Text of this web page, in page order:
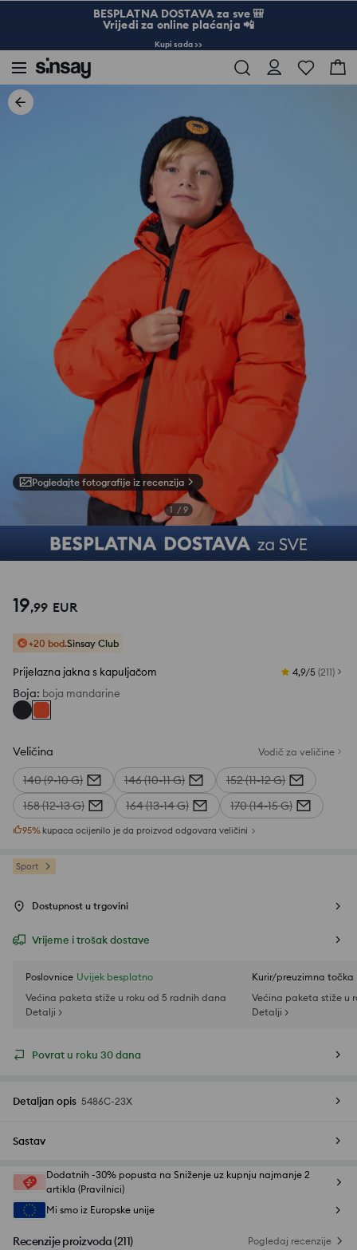
BESPLATNA DOSTAVA za sve 🎒
Vrijedi za online plaćanja 📲
Kupi sada >>
Pogledajte fotografije iz recenzija
1 / 9
19,99 EUR
+20 bod.Sinsay Club
Prijelazna jakna s kapuljačom 4,9/5 (211)
Boja: boja mandarine
Veličina Vodič za veličine
140 (9-10 G) 146 (10-11 G)
152 (11-12 G)
158 (12-13 G)
164 (13-14 G) 170 (14-15 G)
95% kupaca ocijenilo je da proizvod odgovara veličini
Sport
Dostupnost u trgovini
Vrijeme i trošak dostave
Poslovnice Uvijek besplatno
Većina paketa stiže u roku od 5 radnih dana
Detalji >
Kurir/preuzimna točka
Većina paketa stiže u
Detalji >
Povrat u roku 30 dana
Detaljan opis 5486C-23X
Sastav
Dodatnih -30% popusta na Sniženje uz kupnju najmanje 2
artikla (Pravilnici)
Mi smo iz Europske unije
Recenzije proizvoda(211) Pogledaj recenzije